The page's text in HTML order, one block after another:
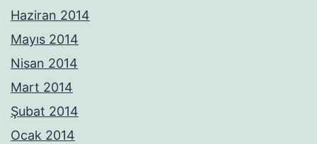
Haziran 2014
Mayıs 2014
Nisan 2014
Mart 2014
Şubat 2014
Ocak 2014